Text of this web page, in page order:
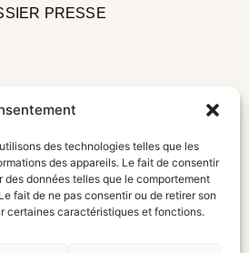
des technologies telles que les
des appareils. Le fait de consentir
données telles que le comportement
fait de ne pas consentir ou de retirer son
certaines caractéristiques et fonctions.
PRESSE